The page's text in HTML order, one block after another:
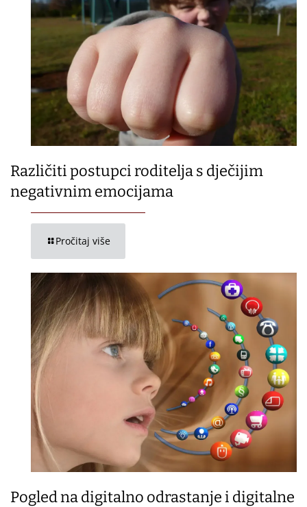
Različiti postupci roditelja s dječijim
negativnim emocijama
Pročitaj više
Pogled na digitalno odrastanje i digitalne